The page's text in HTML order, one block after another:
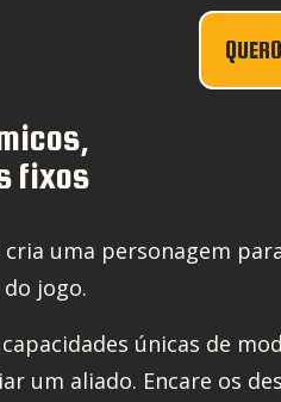
fixos
cria uma personagem
jogo.
únicas de
um aliado. Encare os